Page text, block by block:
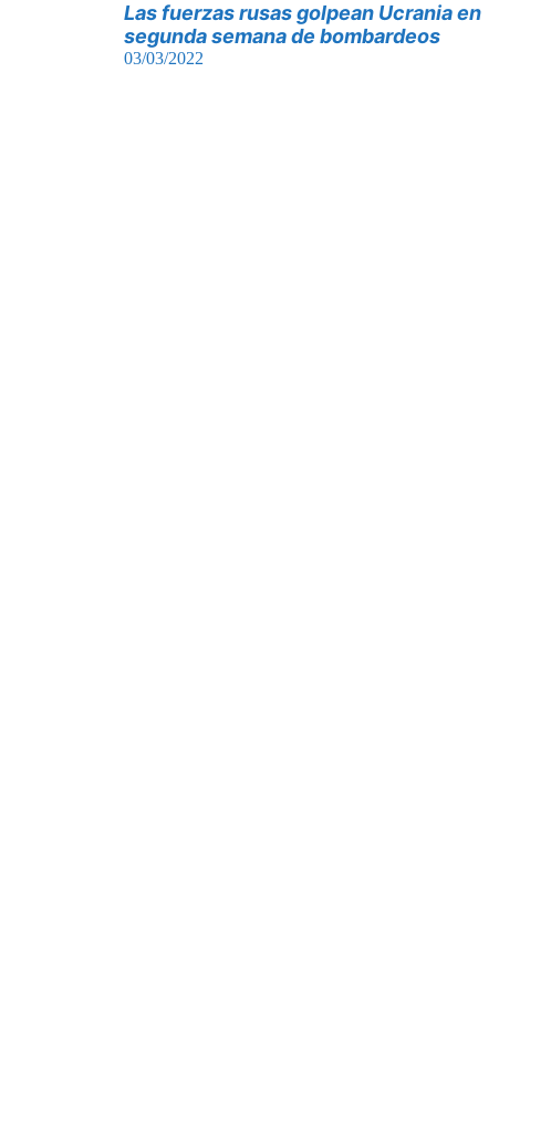
Las fuerzas rusas golpean Ucrania en
segunda semana de bombardeos
03/03/2022